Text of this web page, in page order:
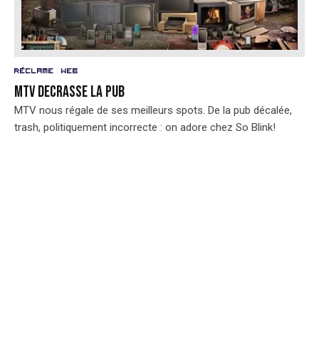
Réclame Web
MTV DECRASSE LA PUB
MTV nous régale de ses meilleurs spots. De la pub décalée,
trash, politiquement incorrecte : on adore chez So Blink!